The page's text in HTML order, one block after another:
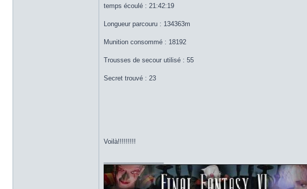
temps écoulé : 21:42:19
Longueur parcouru : 134363m
Munition consommé : 18192
Trousses de secour utilisé : 55
Secret trouvé : 23
Voilà!!!!!!!!!